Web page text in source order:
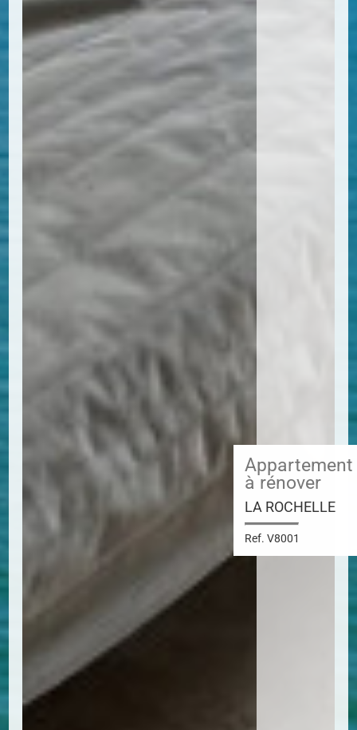
Appartement
à rénover
LA ROCHELLE
Ref. V8001